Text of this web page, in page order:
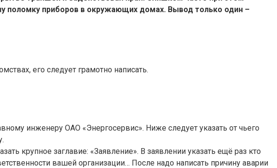
поломку приборов в окружающих домах. Вывод только один –
его следует грамотно написать.
инженеру ОАО «Энергосервис». Ниже следует указать от чьего
крупное заглавие: «Заявление». В заявлении указать ещё раз кто
вашей организации… После надо написать причину аварии